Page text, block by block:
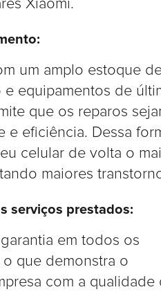
Xiaomi.
um amplo estoque
equipamentos de
que os reparos
e eficiência. Dessa
celular de volta o
maiores
serviços prestados:
em todos os
que demonstra o
com a qualidade